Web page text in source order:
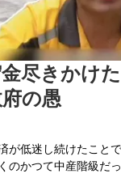
尽きかけ
の愚
が低迷し続けたこと
のかつて中産階級だ